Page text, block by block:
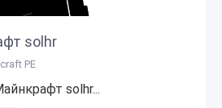
solhr
PE
solhr...